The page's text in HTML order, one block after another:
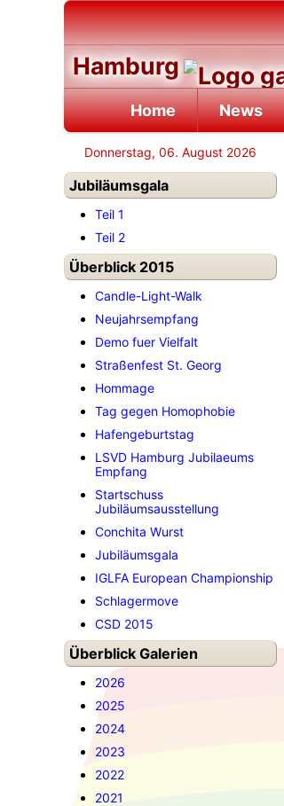
Hamburg
Home News
Donnerstag, 06. August 2026
Jubiläumsgala
Teil 1
Teil 2
Überblick 2015
Candle-Light-Walk
Neujahrsempfang
Demo fuer Vielfalt
Straßenfest St. Georg
Hommage
Tag gegen Homophobie
Hafengeburtstag
LSVD Hamburg Jubilaeums
Empfang
Startschuss
Jubiläumsausstellung
Conchita Wurst
Jubiläumsgala
IGLFA European Championship
Schlagermove
CSD 2015
Überblick Galerien
2026
2025
2024
2023
2022
2021